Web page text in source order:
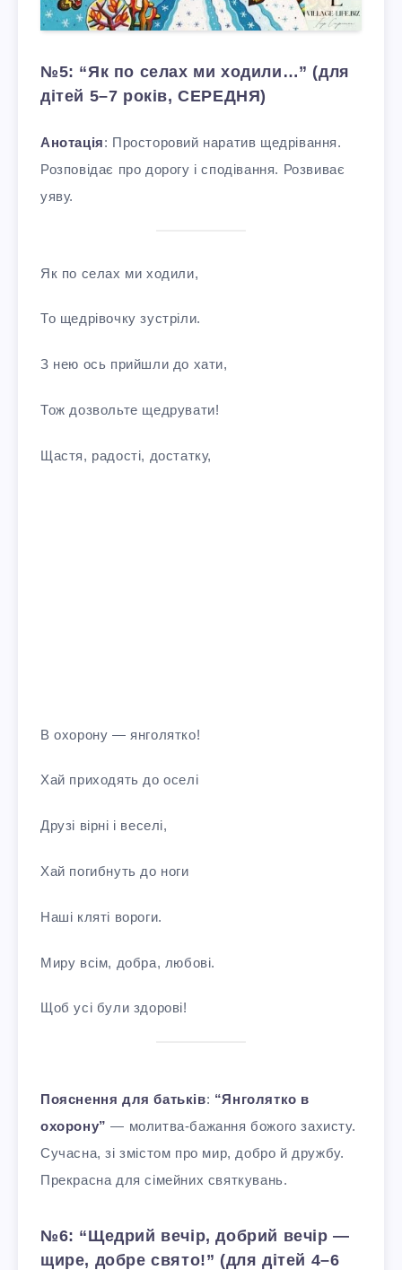
№5: “Як по селах ми ходили…” (для
дітей 5–7 років, СЕРЕДНЯ)
Анотація: Просторовий наратив щедрівання.
Розповідає про дорогу і сподівання. Розвиває
уяву.
Як по селах ми ходили,
То щедрівочку зустріли.
З нею ось прийшли до хати,
Тож дозвольте щедрувати!
Щастя, радості, достатку,
В охорону — янголятко!
Хай приходять до оселі
Друзі вірні і веселі,
Хай погибнуть до ноги
Наші кляті вороги.
Миру всім, добра, любові.
Щоб усі були здорові!
Пояснення для батьків: “Янголятко в
охорону” — молитва-бажання божого захисту.
Сучасна, зі змістом про мир, добро й дружбу.
Прекрасна для сімейних святкувань.
№6: “Щедрий вечір, добрий вечір —
щире, добре свято!” (для дітей 4–6